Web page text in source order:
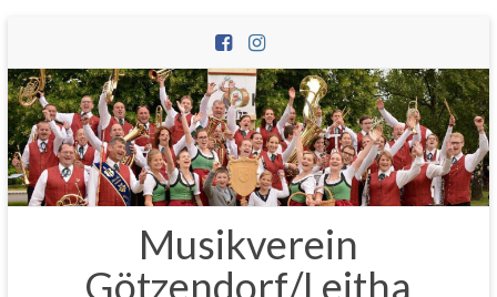
wechseln
Musikverein
Götzendorf/Leitha